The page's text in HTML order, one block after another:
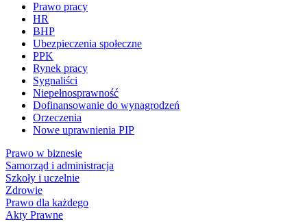
Prawo pracy
HR
BHP
Ubezpieczenia społeczne
PPK
Rynek pracy
Sygnaliści
Niepełnosprawność
Dofinansowanie do wynagrodzeń
Orzeczenia
Nowe uprawnienia PIP
Prawo w biznesie
Samorząd i administracja
Szkoły i uczelnie
Zdrowie
Prawo dla każdego
Akty Prawne